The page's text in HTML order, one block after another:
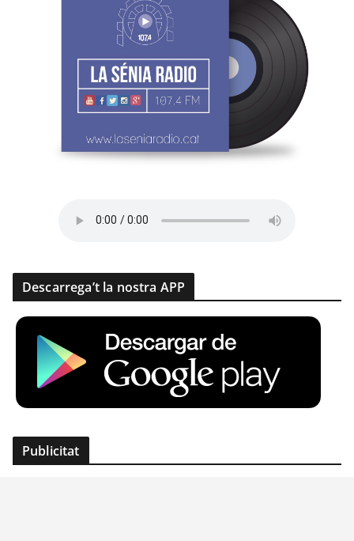
Descarrega’t la nostra APP
Publicitat